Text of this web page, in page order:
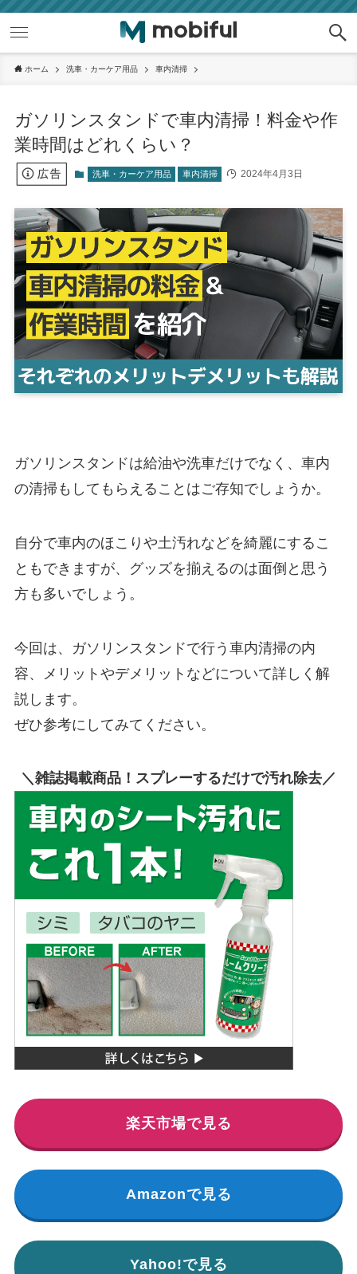
ホーム 洗車・カーケア用品 車内清掃
ガソリンスタンドで車内清掃！料金や作
業時間はどれくらい？
洗車・カーケア用品 車内清掃 2024年4月3日
ガソリンスタンドは給油や洗車だけでなく、車内
の清掃もしてもらえることはご存知でしょうか。
自分で車内のほこりや土汚れなどを綺麗にするこ
ともできますが、グッズを揃えるのは面倒と思う
方も多いでしょう。
今回は、ガソリンスタンドで行う車内清掃の内
容、メリットやデメリットなどについて詳しく解
説します。
ぜひ参考にしてみてください。
＼雑誌掲載商品！スプレーするだけで汚れ除去／
楽天市場で見る
Amazonで見る
Yahoo!で見る